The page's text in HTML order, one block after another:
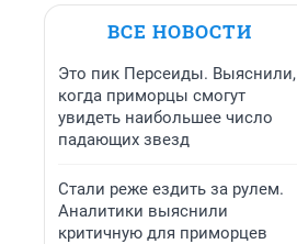
ВСЕ НОВОСТИ
Это пик Персеиды. Выяснили,
когда приморцы смогут
увидеть наибольшее число
падающих звезд
Стали реже ездить за рулем.
Аналитики выяснили
критичную для приморцев